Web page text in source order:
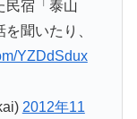
民宿「泰山
聞いたり、
YZDdSdux
2012年11